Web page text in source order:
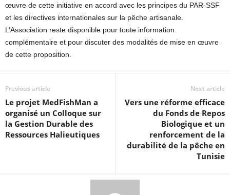
œuvre de cette initiative en accord avec les principes du PAR-SSF
et les directives internationales sur la pêche artisanale.
L’Association reste disponible pour toute information
complémentaire et pour discuter des modalités de mise en œuvre
de cette proposition.
Previous article
Le projet MedFishMan a
organisé un Colloque sur
la Gestion Durable des
Ressources Halieutiques
Next article
Vers une réforme efficace
du Fonds de Repos
Biologique et un
renforcement de la
durabilité de la pêche en
Tunisie